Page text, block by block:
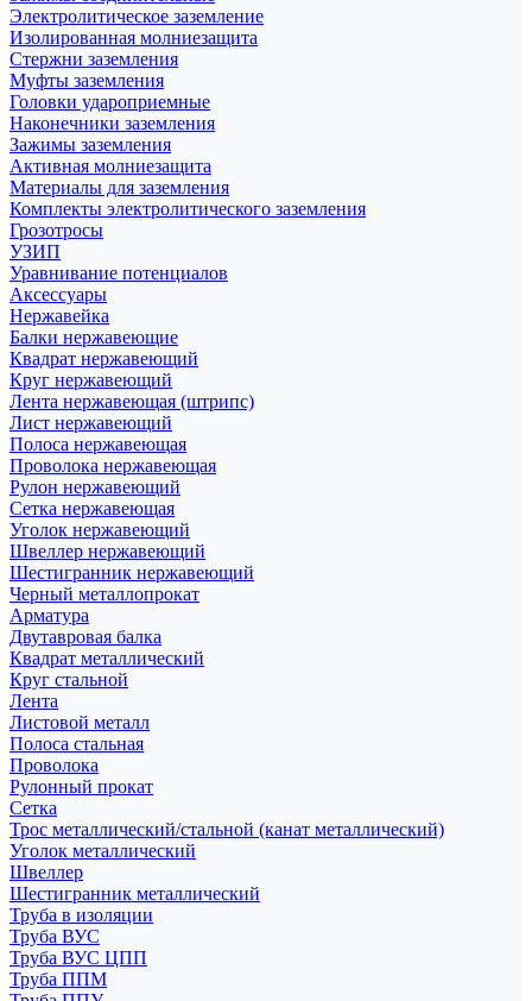
Электролитическое заземление
Изолированная молниезащита
Стержни заземления
Муфты заземления
Головки удароприемные
Наконечники заземления
Зажимы заземления
Активная молниезащита
Материалы для заземления
Комплекты электролитического заземления
Грозотросы
УЗИП
Уравнивание потенциалов
Аксессуары
Нержавейка
Балки нержавеющие
Квадрат нержавеющий
Круг нержавеющий
Лента нержавеющая (штрипс)
Лист нержавеющий
Полоса нержавеющая
Проволока нержавеющая
Рулон нержавеющий
Сетка нержавеющая
Уголок нержавеющий
Швеллер нержавеющий
Шестигранник нержавеющий
Черный металлопрокат
Арматура
Двутавровая балка
Квадрат металлический
Круг стальной
Лента
Листовой металл
Полоса стальная
Проволока
Рулонный прокат
Сетка
Трос металлический/стальной (канат металлический)
Уголок металлический
Швеллер
Шестигранник металлический
Труба в изоляции
Труба ВУС
Труба ВУС ЦПП
Труба ППМ